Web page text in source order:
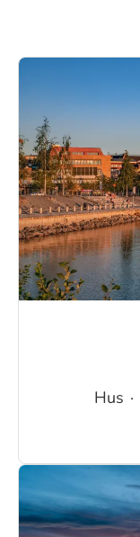
Hus ·